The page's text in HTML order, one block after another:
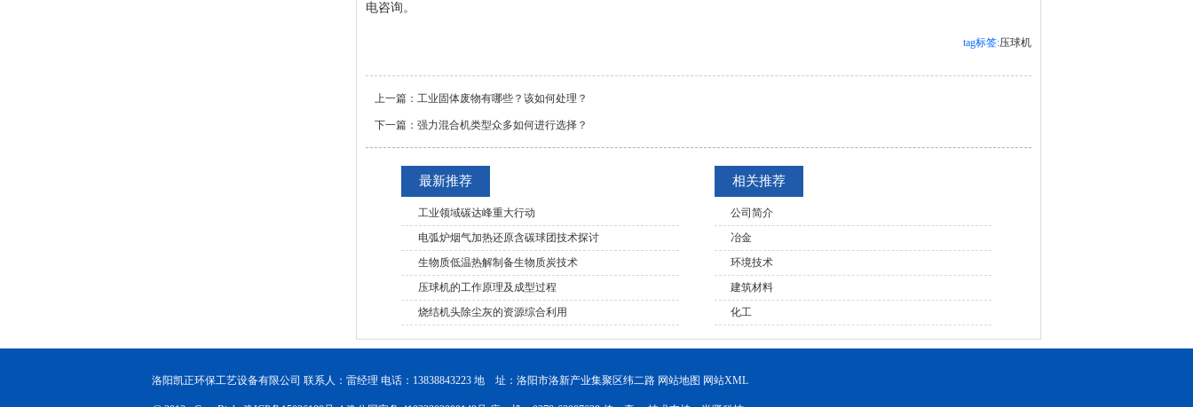
电咨询。
tag标签:压球机
上一篇： 工业固体废物有哪些？该如何处理？
下一篇： 强力混合机类型众多如何进行选择？
最新推荐
工业领域碳达峰重大行动
电弧炉烟气加热还原含碳球团技术探讨
生物质低温热解制备生物质炭技术
压球机的工作原理及成型过程
烧结机头除尘灰的资源综合利用
相关推荐
公司简介
冶金
环境技术
建筑材料
化工
洛阳凯正环保工艺设备有限公司 联系人：雷经理 电话：13838843223 地 址：洛阳市洛新产业集聚区纬二路 网站地图 网站XML